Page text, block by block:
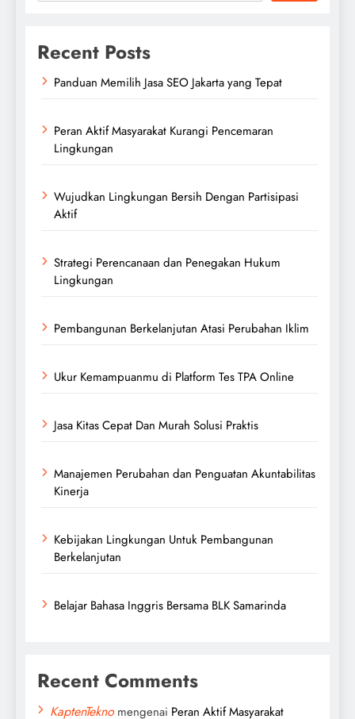
Recent Posts
Panduan Memilih Jasa SEO Jakarta yang Tepat
Peran Aktif Masyarakat Kurangi Pencemaran
Lingkungan
Wujudkan Lingkungan Bersih Dengan Partisipasi
Aktif
Strategi Perencanaan dan Penegakan Hukum
Lingkungan
Pembangunan Berkelanjutan Atasi Perubahan Iklim
Ukur Kemampuanmu di Platform Tes TPA Online
Jasa Kitas Cepat Dan Murah Solusi Praktis
Manajemen Perubahan dan Penguatan Akuntabilitas
Kinerja
Kebijakan Lingkungan Untuk Pembangunan
Berkelanjutan
Belajar Bahasa Inggris Bersama BLK Samarinda
Recent Comments
KaptenTeknomengenai Peran Aktif Masyarakat